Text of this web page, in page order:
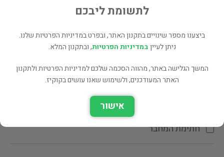
הקדשת המחבר\המתרגם
חתימת המחבר
לתשומת ליבכם
ביצענו מספר שינויים בתקנון האתר, ובפרט במדיניות הפרטיות שלנו.
ניתן לעייןבמדיניות הפרטיות, ובתקנון המלא.
המשך הגלישה באתר, מהווה הסכמה שלכם למדיניות הפרטיות ולתקנון
האתר המעודכנים, ולשימוש שאנו עושים בקוקיז.
אישור